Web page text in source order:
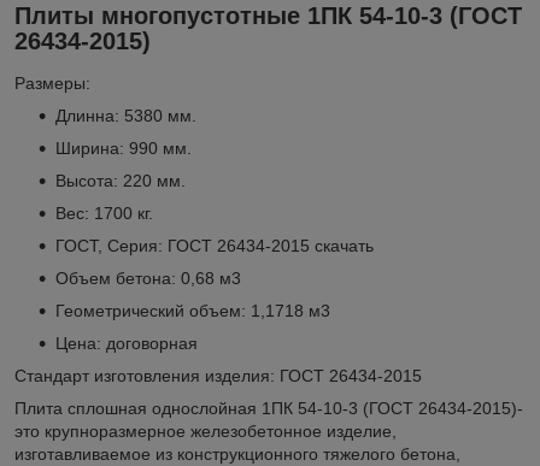
Плиты многопустотные 1ПК 54-10-3 (ГОСТ
26434-2015)
Размеры:
Длинна: 5380 мм.
Ширина: 990 мм.
Высота: 220 мм.
Вес: 1700 кг.
ГОСТ, Серия: ГОСТ 26434-2015 скачать
Объем бетона: 0,68 м3
Геометрический объем: 1,1718 м3
Цена: договорная
Стандарт изготовления изделия: ГОСТ 26434-2015
Плита сплошная однослойная 1ПК 54-10-3 (ГОСТ 26434-2015)-
это крупноразмерное железобетонное изделие,
изготавливаемое из конструкционного тяжелого бетона,